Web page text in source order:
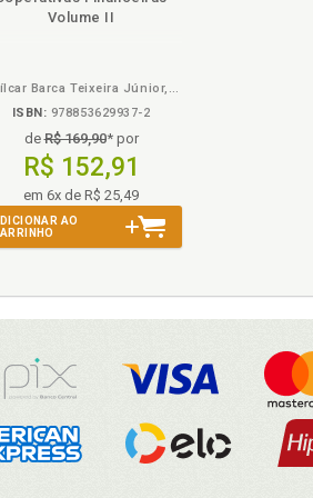
em
Volume II
Amílcar Barca Teixeira Júnior, Marco Aurélio Bellato Kaluf, Mariana Avelar Jaloretto, Marianna Ferraz Teixeira e Marília Ferraz Teixeira
ISBN: 978853629937-2
deR$ 169,90* por
R$ 152,91
em 6x de R$ 25,49
AO